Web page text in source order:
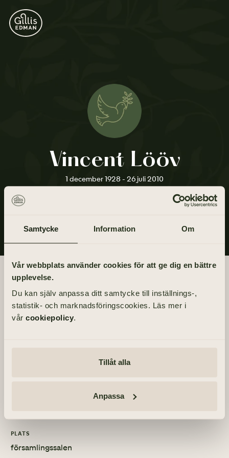
Samtycke Information Om
Vår webbplats använder cookies för att ge dig en bättre
upplevelse.
Du kan själv anpassa ditt samtycke till inställnings-,
statistik- och marknadsföringscookies. Läs mer i
vår cookiepolicy.
Tillåt alla
Anpassa
Vincent Lööv
1 december 1928 - 26 juli 2010
Begravningsdagen
BEGRAVNING
Fredag 20 augusti 2010
PLATS
församlingssalen